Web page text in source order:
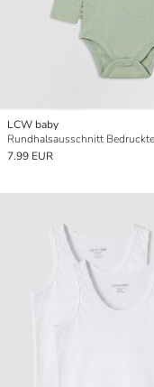
LCW baby
7.99 EUR